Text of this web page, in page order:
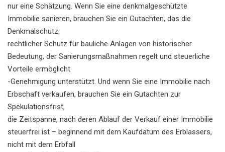
nur eine Schätzung. Wenn Sie eine denkmalgeschützte
Immobilie sanieren, brauchen Sie ein Gutachten, das die
Denkmalschutz,
rechtlicher Schutz für bauliche Anlagen von historischer
Bedeutung, der Sanierungsmaßnahmen regelt und steuerliche
Vorteile ermöglicht
-Genehmigung unterstützt. Und wenn Sie eine Immobilie nach
Erbschaft verkaufen, brauchen Sie ein Gutachten zur
Spekulationsfrist,
die Zeitspanne, nach deren Ablauf der Verkauf einer Immobilie
steuerfrei ist – beginnend mit dem Kaufdatum des Erblassers,
nicht mit dem Erbfall